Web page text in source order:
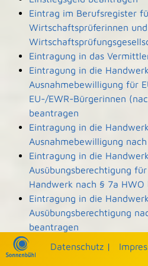
Eintrag im Berufsregister
Wirtschaftsprüferinnen und
Eintragung in das
Eintragung in die
Ausnahmebewilligung für
EU-/EWR-Bürgerinnen
beantragen
Eintragung in die
Ausnahmebewilligung
Eintragung in die
Ausübungsberechtigung
Handwerk nach § 7a HWO
Eintragung in die
Ausübungsberechtigung
beantragen
Eintragung und Einsicht in
beantragen
Datenschutz |